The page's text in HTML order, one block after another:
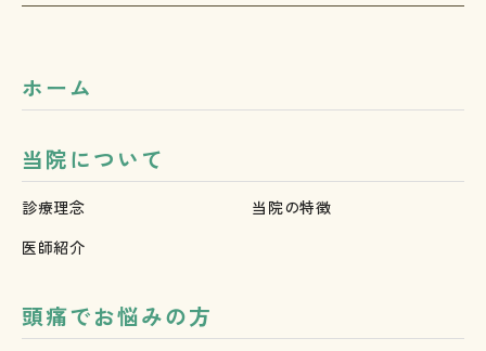
ホーム
当院について
診療理念
当院の特徴
医師紹介
頭痛でお悩みの方